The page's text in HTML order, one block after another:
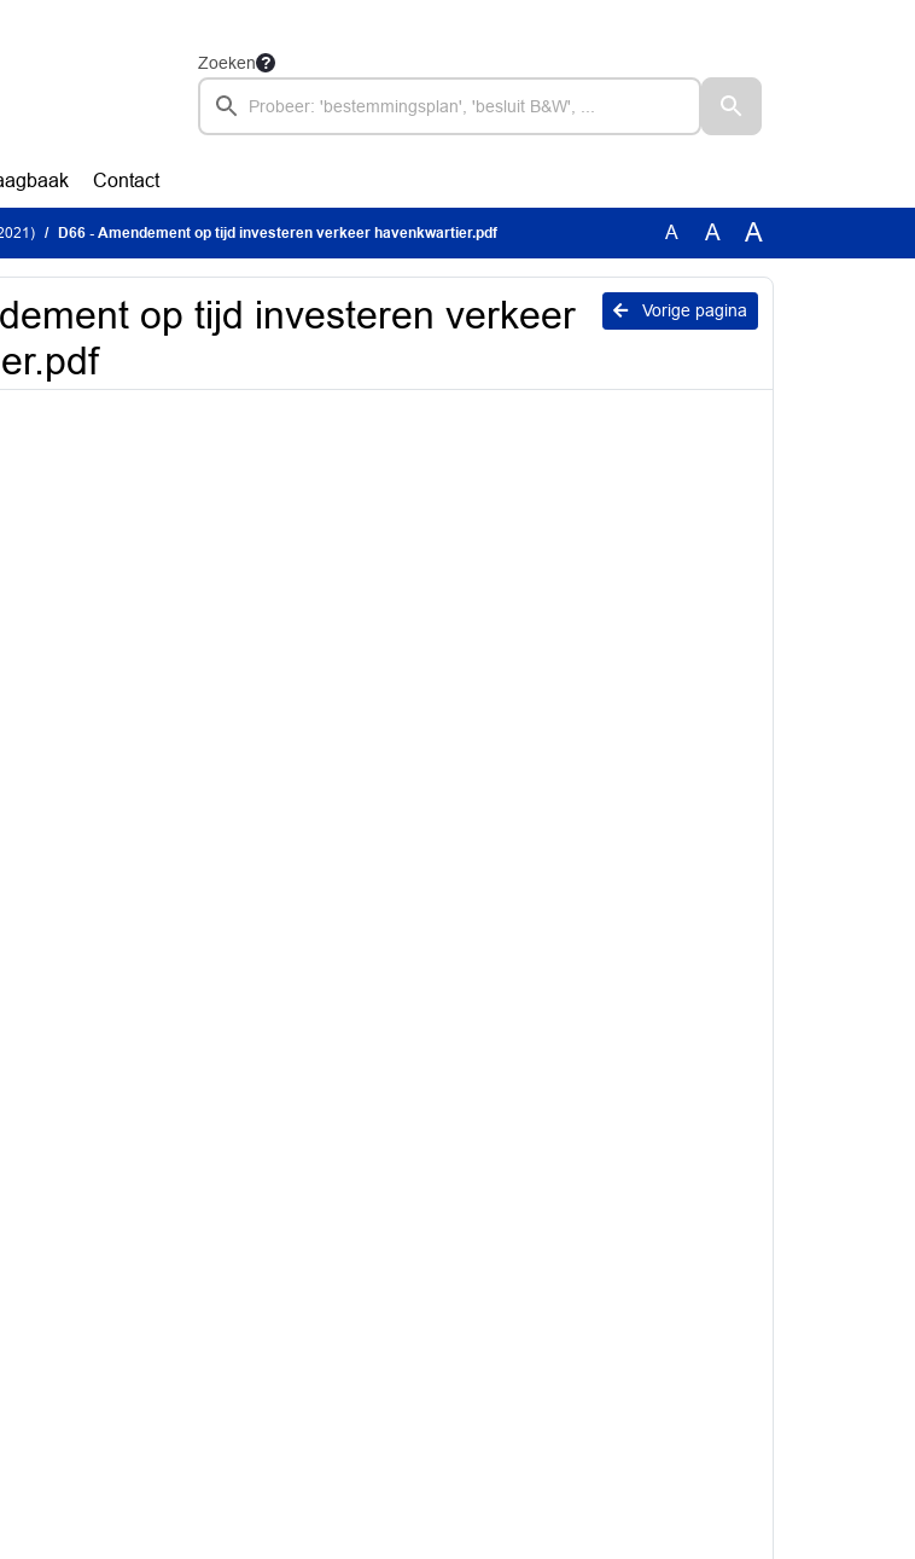
Zoeken
Contact
D66 - Amendement op tijd investeren verkeer havenkwartier.pdf A A A
Vorige pagina
op tijd investeren verkeer